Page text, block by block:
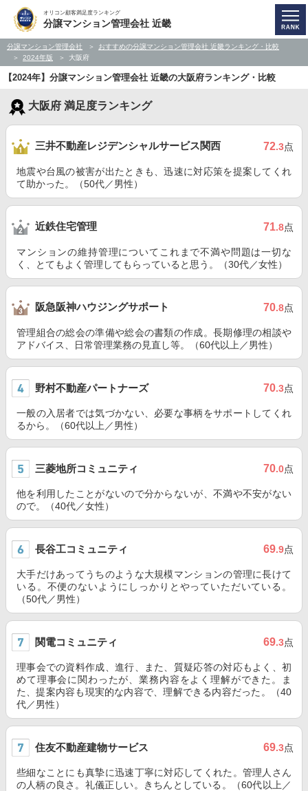
オリコン顧客満足度ランキング
分譲マンション管理会社 近畿
分譲マンション管理会社
おすすめの分譲マンション管理会社 近畿ランキング・比較
2024年版
大阪府
【2024年】分譲マンション管理会社 近畿の大阪府ランキング・比較
大阪府 満足度ランキング
三井不動産レジデンシャルサービス関西 72.3点
地震や台風の被害が出たときも、迅速に対応策を提案してくれ
て助かった。（50代／男性）
近鉄住宅管理 71.8点
マンションの維持管理についてこれまで不満や問題は一切な
く、とてもよく管理してもらっていると思う。（30代／女性）
阪急阪神ハウジングサポート 70.8点
管理組合の総会の準備や総会の書類の作成。長期修理の相談や
アドバイス、日常管理業務の見直し等。（60代以上／男性）
野村不動産パートナーズ 70.3点
一般の入居者では気づかない、必要な事柄をサポートしてくれ
るから。（60代以上／男性）
三菱地所コミュニティ 70.0点
他を利用したことがないので分からないが、不満や不安がない
ので。（40代／女性）
長谷工コミュニティ 69.9点
大手だけあってうちのような大規模マンションの管理に長けて
いる。不便のないようにしっかりとやっていただいている。
（50代／男性）
関電コミュニティ 69.3点
理事会での資料作成、進行、また、質疑応答の対応もよく、初
めて理事会に関わったが、業務内容をよく理解ができた。ま
た、提案内容も現実的な内容で、理解できる内容だった。（40
代／男性）
住友不動産建物サービス 69.3点
些細なことにも真摯に迅速丁寧に対応してくれた。管理人さん
の人柄の良さ。礼儀正しい。きちんとしている。（60代以上／